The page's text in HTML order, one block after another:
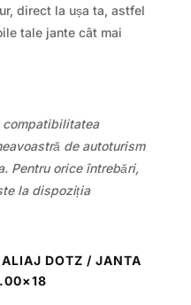
direct la ușa ta, astfel
tale jante cât mai
compatibilitatea
de autoturism
Pentru orice întrebări,
la dispoziția
DOTZ / JANTA